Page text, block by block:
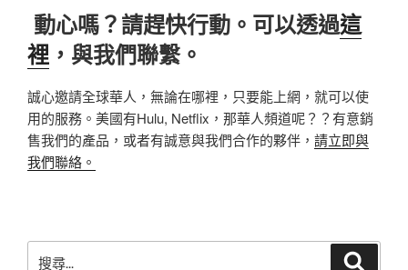
動心嗎？請趕快行動。可以透過這
裡 ，與我們聯繫。
誠心邀請全球華人，無論在哪裡，只要能上網，就可以使
用的服務。美國有Hulu, Netflix，那華人頻道呢？？有意銷
售我們的產品，或者有誠意與我們合作的夥伴， 請立即與
我們聯絡。